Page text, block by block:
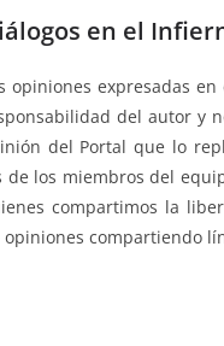
en el
opiniones expresadas
del autor y
del Portal que lo
de los miembros del
compartimos la
opiniones compartiendo